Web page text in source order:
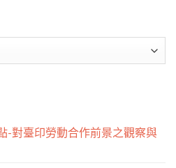
-對臺印勞動合作前景之觀察與